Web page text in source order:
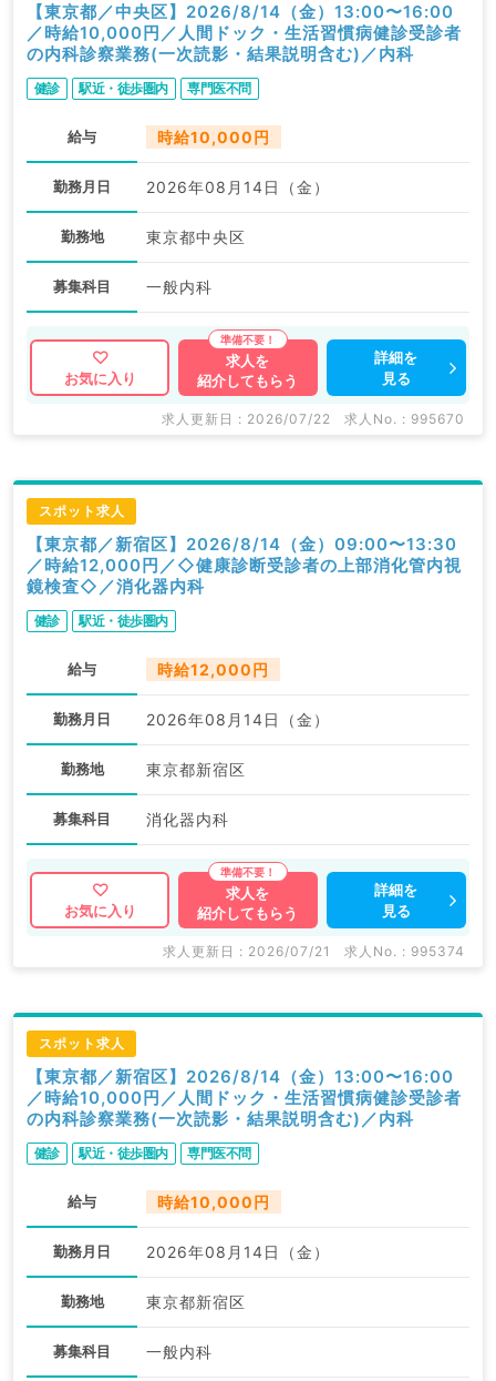
【東京都／中央区】2026/8/14（金）13:00〜16:00
／時給10,000円／人間ドック・生活習慣病健診受診者
の内科診察業務(一次読影・結果説明含む)／内科
健診 駅近・徒歩圏内 専門医不問
給与 時給10,000円
勤務月日 2026年08月14日（金）
勤務地 東京都中央区
募集科目 一般内科
お気に入り
求人を
紹介してもらう
詳細を
見る
求人更新日 : 2026/07/22 求人No. : 995670
スポット求人
【東京都／新宿区】2026/8/14（金）09:00〜13:30
／時給12,000円／◇健康診断受診者の上部消化管内視
鏡検査◇／消化器内科
健診 駅近・徒歩圏内
給与 時給12,000円
勤務月日 2026年08月14日（金）
勤務地 東京都新宿区
募集科目 消化器内科
お気に入り
求人を
紹介してもらう
詳細を
見る
求人更新日 : 2026/07/21 求人No. : 995374
スポット求人
【東京都／新宿区】2026/8/14（金）13:00〜16:00
／時給10,000円／人間ドック・生活習慣病健診受診者
の内科診察業務(一次読影・結果説明含む)／内科
健診 駅近・徒歩圏内 専門医不問
給与 時給10,000円
勤務月日 2026年08月14日（金）
勤務地 東京都新宿区
募集科目 一般内科